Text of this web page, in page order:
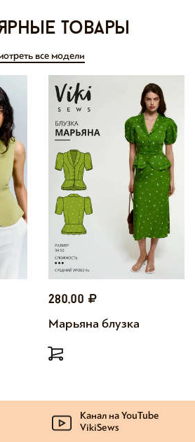
товары
все модели
280,00
Марьяна блузка
Канал на YouTube
VikiSews